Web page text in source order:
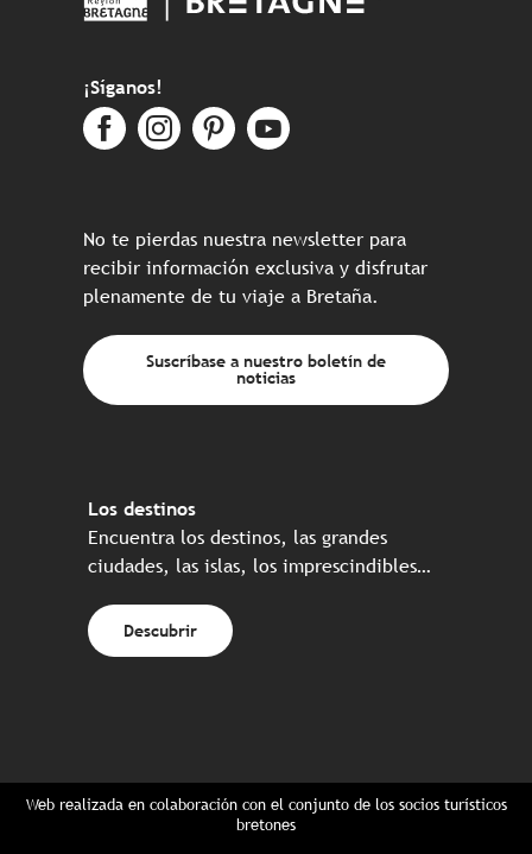
¡Síganos!
No te pierdas nuestra newsletter para
recibir información exclusiva y disfrutar
plenamente de tu viaje a Bretaña.
Suscríbase a nuestro boletín de
noticias
Los destinos
Encuentra los destinos, las grandes
ciudades, las islas, los imprescindibles…
Descubrir
Web realizada en colaboración con el conjunto de los socios turísticos
bretones